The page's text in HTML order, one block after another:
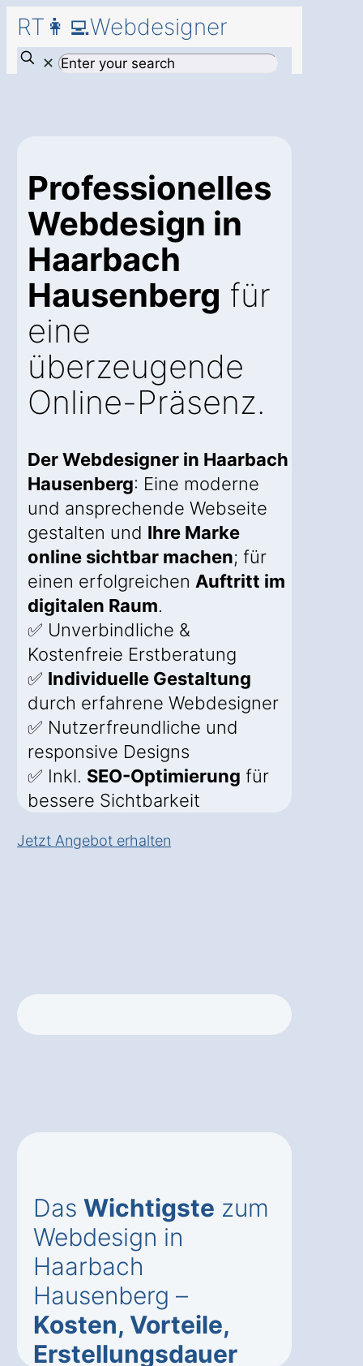
RT👩‍💻Webdesigner
✕
Professionelles
Webdesign in
Haarbach
Hausenberg für
eine
überzeugende
Online-Präsenz.
Der Webdesigner in Haarbach
Hausenberg: Eine moderne
und ansprechende Webseite
gestalten und Ihre Marke
online sichtbar machen; für
einen erfolgreichen Auftritt im
digitalen Raum.
✅ Unverbindliche &
Kostenfreie Erstberatung
✅ Individuelle Gestaltung
durch erfahrene Webdesigner
✅ Nutzerfreundliche und
responsive Designs
✅ Inkl. SEO-Optimierung für
bessere Sichtbarkeit
Jetzt Angebot erhalten
Das Wichtigste zum
Webdesign in
Haarbach
Hausenberg –
Kosten, Vorteile,
Erstellungsdauer